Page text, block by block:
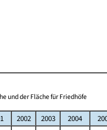
und der Fläche für Friedhöfe
2002 2003 2004